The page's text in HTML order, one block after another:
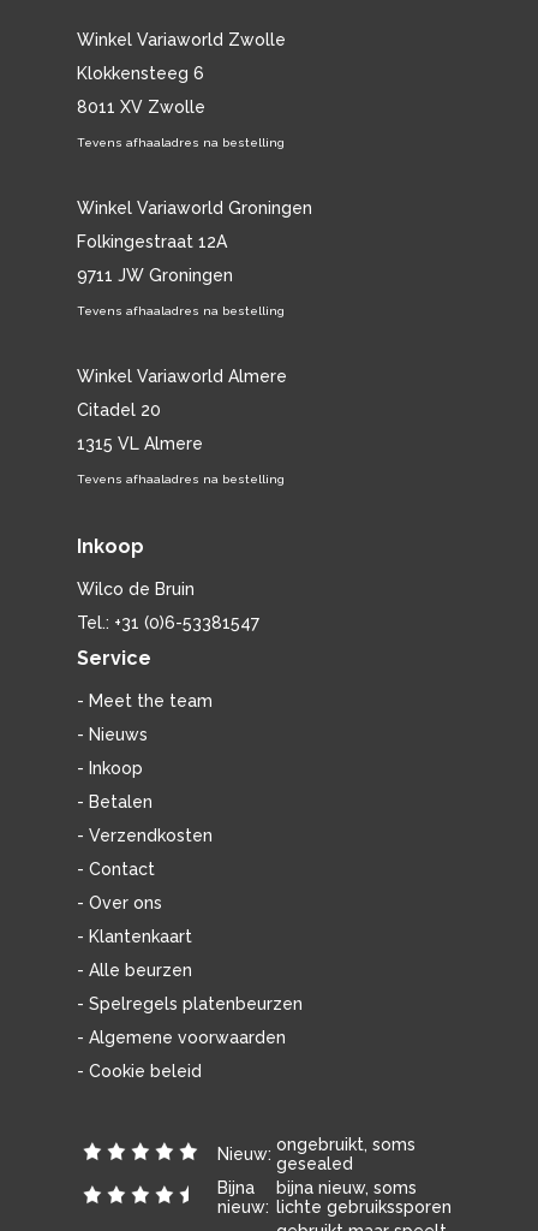
Winkel Variaworld Zwolle
Klokkensteeg 6
8011 XV Zwolle
Tevens afhaaladres na bestelling
Winkel Variaworld Groningen
Folkingestraat 12A
9711 JW Groningen
Tevens afhaaladres na bestelling
Winkel Variaworld Almere
Citadel 20
1315 VL Almere
Tevens afhaaladres na bestelling
Inkoop
Wilco de Bruin
Tel.: +31 (0)6-53381547
Service
- Meet the team
- Nieuws
- Inkoop
- Betalen
- Verzendkosten
- Contact
- Over ons
- Klantenkaart
- Alle beurzen
- Spelregels platenbeurzen
- Algemene voorwaarden
- Cookie beleid
Nieuw: ongebruikt, soms
gesealed
Bijna
nieuw:
bijna nieuw, soms
lichte gebruikssporen